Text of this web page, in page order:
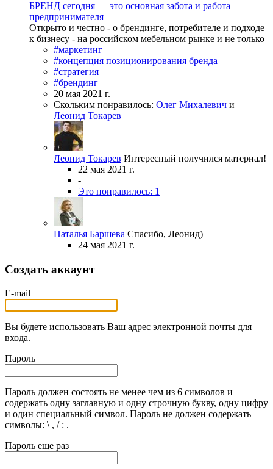
БРЕНД сегодня — это основная забота и работа
предпринимателя
Открыто и честно - о брендинге, потребителе и подходе
к бизнесу - на российском мебельном рынке и не только
#маркетинг
#концепция позиционирования бренда
#стратегия
#брендинг
20 мая 2021 г.
Скольким понравилось: Олег Михалевич и
Леонид Токарев
Леонид Токарев Интересный получился материал!
22 мая 2021 г.
-
Это понравилось: 1
Наталья Баршева Спасибо, Леонид)
24 мая 2021 г.
Создать аккаунт
E-mail
Вы будете использовать Ваш адрес электронной почты для
входа.
Пароль
Пароль должен состоять не менее чем из 6 символов и
содержать одну заглавную и одну строчную букву, одну цифру
и один специальный символ. Пароль не должен содержать
символы: \ , / : .
Пароль еще раз